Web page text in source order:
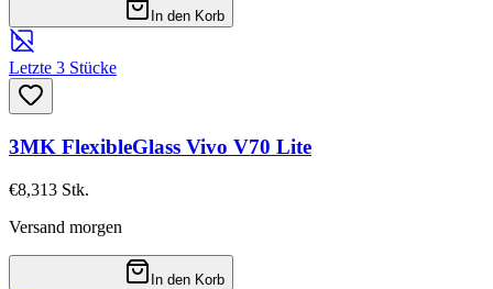
In den Korb
Letzte 3 Stücke
3MK FlexibleGlass Vivo V70 Lite
€8,313 Stk.
Versand morgen
In den Korb